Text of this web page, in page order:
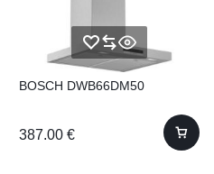
BOSCH DWB66DM50
387.00 €